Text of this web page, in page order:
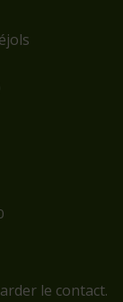
le contact.